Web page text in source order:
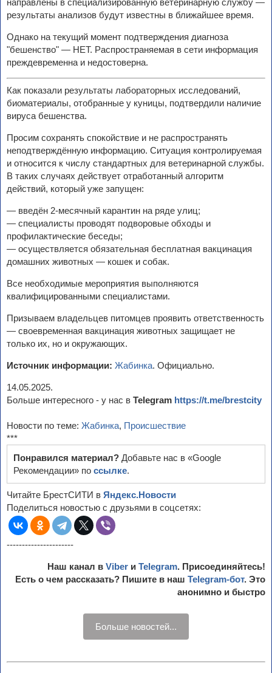
направлены в специализированную ветеринарную службу —
результаты анализов будут известны в ближайшее время.
Однако на текущий момент подтверждения диагноза
"бешенство" — НЕТ. Распространяемая в сети информация
преждевременна и недостоверна.
Как показали результаты лабораторных исследований,
биоматериалы, отобранные у куницы, подтвердили наличие
вируса бешенства.
Просим сохранять спокойствие и не распространять
неподтверждённую информацию. Ситуация контролируемая
и относится к числу стандартных для ветеринарной службы.
В таких случаях действует отработанный алгоритм
действий, который уже запущен:
— введён 2-месячный карантин на ряде улиц;
— специалисты проводят подворовые обходы и
профилактические беседы;
— осуществляется обязательная бесплатная вакцинация
домашних животных — кошек и собак.
Все необходимые мероприятия выполняются
квалифицированными специалистами.
Призываем владельцев питомцев проявить ответственность
— своевременная вакцинация животных защищает не
только их, но и окружающих.
Источник информации: Жабинка. Официально.
14.05.2025.
Больше интересного - у нас в Telegram https://t.me/brestcity
Новости по теме: Жабинка, Происшествие
***
Понравился материал? Добавьте нас в «Google
Рекомендации» по ссылке.
Читайте БрестСИТИ в Яндекс.Новости
Поделиться новостью с друзьями в соцсетях:
----------------------
Наш канал в Viber и Telegram. Присоединяйтесь!
Есть о чем рассказать? Пишите в наш Telegram-бот. Это
анонимно и быстро
Больше новостей...